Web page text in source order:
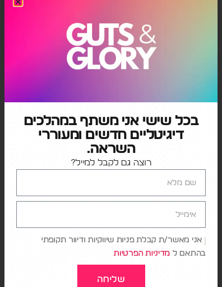
ושחקניות מצלמים ומשתפים עצמם משחקים במשחקי
בווידאו חי, והתגלגל משם לתחום הגיימינג. רק כדי
לסבר את האוזן, ג'סטין, היזם של Twich, מכר אותה
שלכן.ם. הוא יכול להשתנות למשהו אחר וגדול בהרבה
אם רק תהיו פתוחים לחשיבה המתאימה.
בהקשר ישיר לסעיף הקודם:היזמים המקוריים של
מקדונלדס לא שאפו להפוך אותה לרשת, ורק לאחר
מסע של ניסיונות שכנוע מצד קרוק הם הסכימו למכור
זיכיון. אחת הבעיות שנוצרה היא החוסר בסטנדרטיזציה
(סעיף 2). ריי קרוק הבין את הפוטנציאל ורצה לקחת את
גם הצליח. אבל, הוא גם הבין שהמודל העסקי בעייתי.
למה? בהסכמים הראשונים, קרוק היה אמור ליהנות מ-
בכל שישי אני משתף במהלכים
דיגיטליים חדשים ומעוררי
השראה.
רוצה גם לקבל למייל?
אני מאשר/ת קבלת פניות שיווקיות ודיוור תקופתי
בהתאם ל מדיניות הפרטיות
שליחה